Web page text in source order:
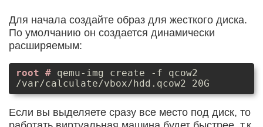
Для начала создайте образ для жесткого диска.
По умолчанию он создается динамически
расширяемым:
qemu-img create -f qcow2
/var/calculate/vbox/hdd.qcow2 20G
Если вы выделяете сразу все место под диск, то